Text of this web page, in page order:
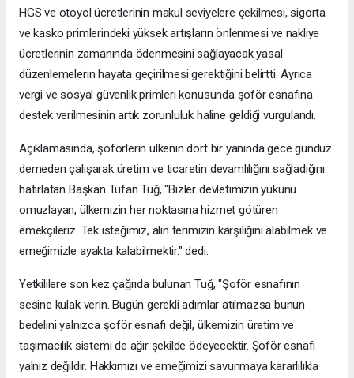
HGS ve otoyol ücretlerinin makul seviyelere çekilmesi, sigorta
ve kasko primlerindeki yüksek artışların önlenmesi ve nakliye
ücretlerinin zamanında ödenmesini sağlayacak yasal
düzenlemelerin hayata geçirilmesi gerektiğini belirtti. Ayrıca
vergi ve sosyal güvenlik primleri konusunda şoför esnafına
destek verilmesinin artık zorunluluk haline geldiği vurgulandı.
Açıklamasında, şoförlerin ülkenin dört bir yanında gece gündüz
demeden çalışarak üretim ve ticaretin devamlılığını sağladığını
hatırlatan Başkan Tufan Tuğ, "Bizler devletimizin yükünü
omuzlayan, ülkemizin her noktasına hizmet götüren
emekçileriz. Tek isteğimiz, alın terimizin karşılığını alabilmek ve
emeğimizle ayakta kalabilmektir." dedi.
Yetkililere son kez çağrıda bulunan Tuğ, "Şoför esnafının
sesine kulak verin. Bugün gerekli adımlar atılmazsa bunun
bedelini yalnızca şoför esnafı değil, ülkemizin üretim ve
taşımacılık sistemi de ağır şekilde ödeyecektir. Şoför esnafı
yalnız değildir. Hakkımızı ve emeğimizi savunmaya kararlılıkla